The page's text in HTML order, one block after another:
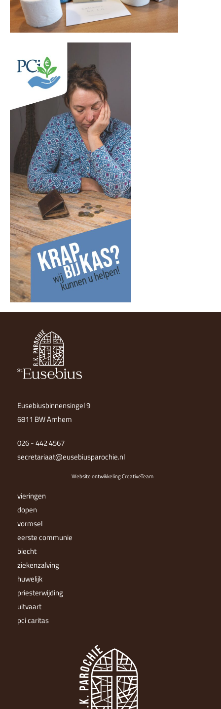
Eusebiusbinnensingel 9
6811 BW Arnhem
026 - 442 4567
secretariaat@eusebiusparochie.nl
Website ontwikkeling CreativeTeam
vieringen
dopen
vormsel
eerste communie
biecht
ziekenzalving
huwelijk
priesterwijding
uitvaart
pci caritas